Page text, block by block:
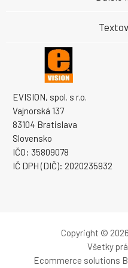
EVISION, spol. s r.o.
Vajnorská 137
83104 Bratislava
Slovensko
IČO: 35809078
IČ DPH (DIČ): 2020235932
Copyright ©
Všetky
Ecommerce solutions